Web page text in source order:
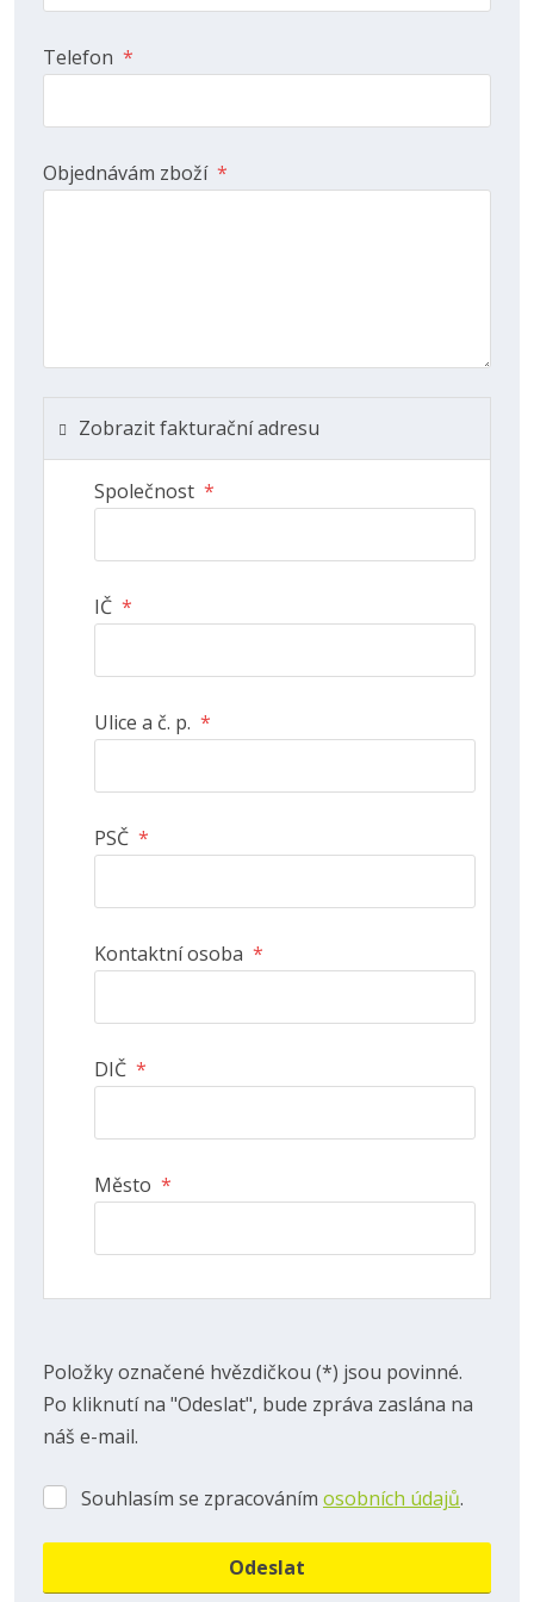
Telefon *
Objednávám zboží *
Zobrazit fakturační adresu
Společnost *
IČ *
Ulice a č. p. *
PSČ *
Kontaktní osoba *
DIČ *
Město *
Položky označené hvězdičkou (*) jsou povinné.
Po kliknutí na "Odeslat", bude zpráva zaslána na
náš e-mail.
Souhlasím
zpracováním
Souhlasím se zpracováním osobních údajů.
Odeslat